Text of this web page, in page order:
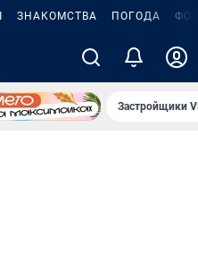
ЗНАКОМСТВА ПОГОДА
Застройщики